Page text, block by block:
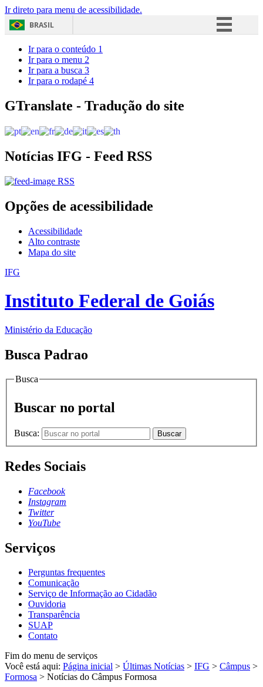
Ir direto para menu de acessibilidade.
BRASIL
Acesso à informação
Ir para o conteúdo 1
Ir para o menu 2
Ir para a busca 3
Ir para o rodapé 4
GTranslate - Tradução do site
Notícias IFG - Feed RSS
RSS
Opções de acessibilidade
Acessibilidade
Alto contraste
Mapa do site
IFG
Instituto Federal de Goiás
Ministério da Educação
Busca Padrao
Busca
Buscar no portal
Busca: Buscar
Redes Sociais
Facebook
Instagram
Twitter
YouTube
Serviços
Perguntas frequentes
Comunicação
Serviço de Informação ao Cidadão
Ouvidoria
Transparência
SUAP
Contato
Fim do menu de serviços
Você está aqui: Página inicial > Últimas Notícias > IFG > Câmpus >
Formosa > Notícias do Câmpus Formosa